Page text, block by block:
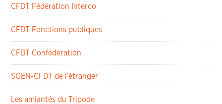
CFDT Fédération Interco
CFDT Fonctions publiques
CFDT Confédération
SGEN-CFDT de l’étranger
Les amiantés du Tripode